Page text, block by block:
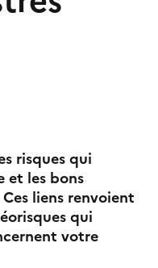
le presse-papier
risques qui
et les bons
liens renvoient
qui
votre